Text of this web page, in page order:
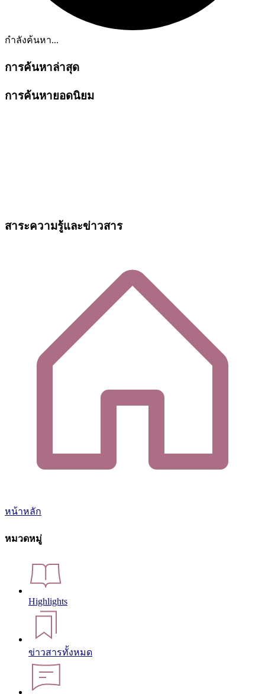
กำลังค้นหา...
การค้นหาล่าสุด
การค้นหายอดนิยม
สาระความรู้และข่าวสาร
หน้าหลัก
หมวดหมู่
Highlights
ข่าวสารทั้งหมด